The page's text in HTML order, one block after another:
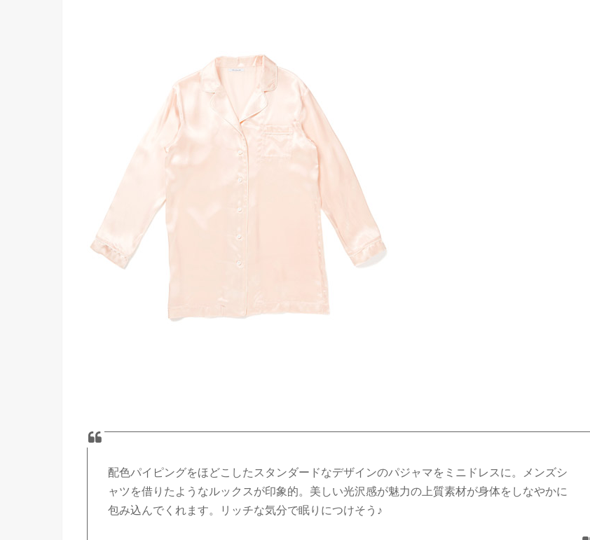
配色パイピングをほどこしたスタンダードなデザインのパジャマをミニドレスに。メンズシ
ャツを借りたようなルックスが印象的。美しい光沢感が魅力の上質素材が身体をしなやかに
包み込んでくれます。リッチな気分で眠りにつけそう♪